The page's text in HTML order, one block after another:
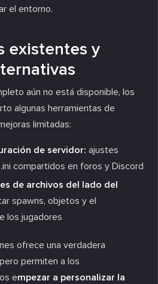
el entorno.
existentes y
aún no está disponible, los
algunas herramientas de
limitadas:
de servidor: ajustes
compartidos en foros y Discord
de archivos del lado del
spawns, objetos y el
los jugadores
ofrece una verdadera
permiten a los
empezar a personalizar la